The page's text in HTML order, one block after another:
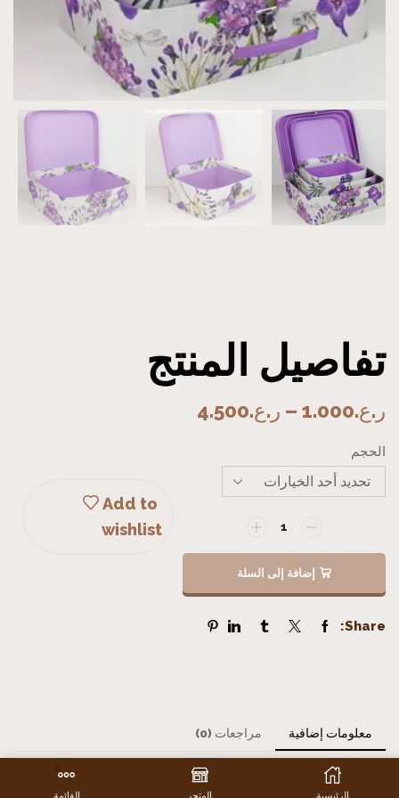
تفاصيل المنتج
ر.ع.1.000
– ر.ع.4.500
الحجم
إضافة إلى السلة
Add to
wishlist
Share:
معلومات إضافية مراجعات (0)
الحجم صغير, طقم كامل, كبير, متوسط الرئيسية المتجر القائمة